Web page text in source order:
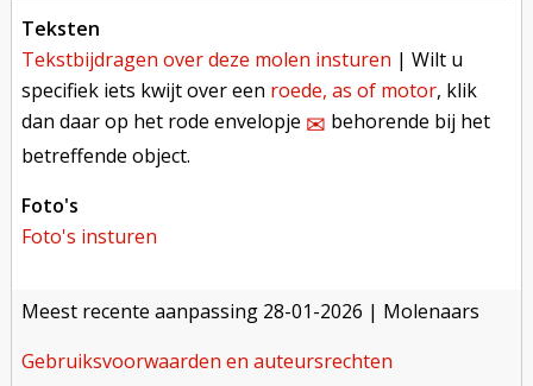
teksten
tekstbijdragen over deze molen insturen | Wilt u
specifiek iets kwijt over een roede, as of motor, klik
dan daar op het rode envelopje ✉︎ behorende bij het
betreffende object.
foto's
foto's insturen
meest recente aanpassing 28-01-2026 | Molenaars
gebruiksvoorwaarden en auteursrechten